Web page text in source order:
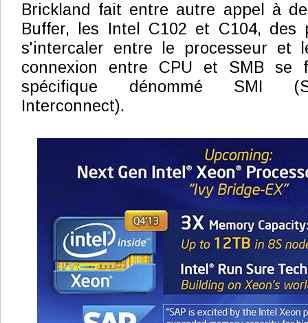
Brickland fait entre autre appel à
Buffer, les Intel C102 et C104, des
s'intercaler entre le processeur et
connexion entre CPU et SMB se
spécifique dénommé SMI
Interconnect).